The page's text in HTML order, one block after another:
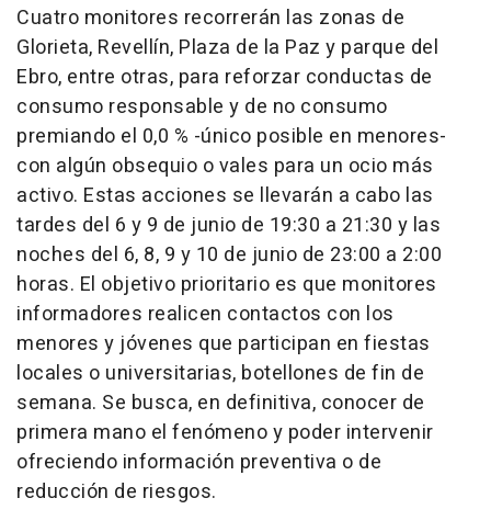
Cuatro monitores recorrerán las zonas de
Glorieta, Revellín, Plaza de la Paz y parque del
Ebro, entre otras, para reforzar conductas de
consumo responsable y de no consumo
premiando el 0,0 % -único posible en menores-
con algún obsequio o vales para un ocio más
activo. Estas acciones se llevarán a cabo las
tardes del 6 y 9 de junio de 19:30 a 21:30 y las
noches del 6, 8, 9 y 10 de junio de 23:00 a 2:00
horas. El objetivo prioritario es que monitores
informadores realicen contactos con los
menores y jóvenes que participan en fiestas
locales o universitarias, botellones de fin de
semana. Se busca, en definitiva, conocer de
primera mano el fenómeno y poder intervenir
ofreciendo información preventiva o de
reducción de riesgos.